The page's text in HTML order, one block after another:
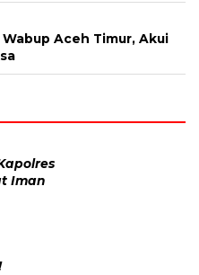
Aceh Timur, Akui
Iman